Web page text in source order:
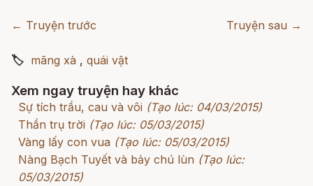
← Truyện trước Truyện sau →
🏷 mãng xà , quái vật
Xem ngay truyện hay khác
Sự tích trầu, cau và vôi (Tạo lúc: 04/03/2015)
Thần trụ trời (Tạo lúc: 05/03/2015)
Vàng lấy con vua (Tạo lúc: 05/03/2015)
Nàng Bạch Tuyết và bảy chú lùn (Tạo lúc:
05/03/2015)